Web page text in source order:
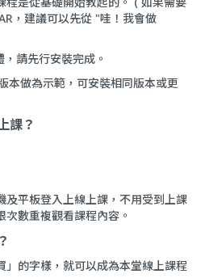
，建議可以先從 "哇！我會做
請先行安裝完成。
本做為示範，可安裝相同版本或更
課？
及平板登入上線上課，不用受到上課
數重複觀看課程內容。
」的字樣，就可以成為本堂線上課程